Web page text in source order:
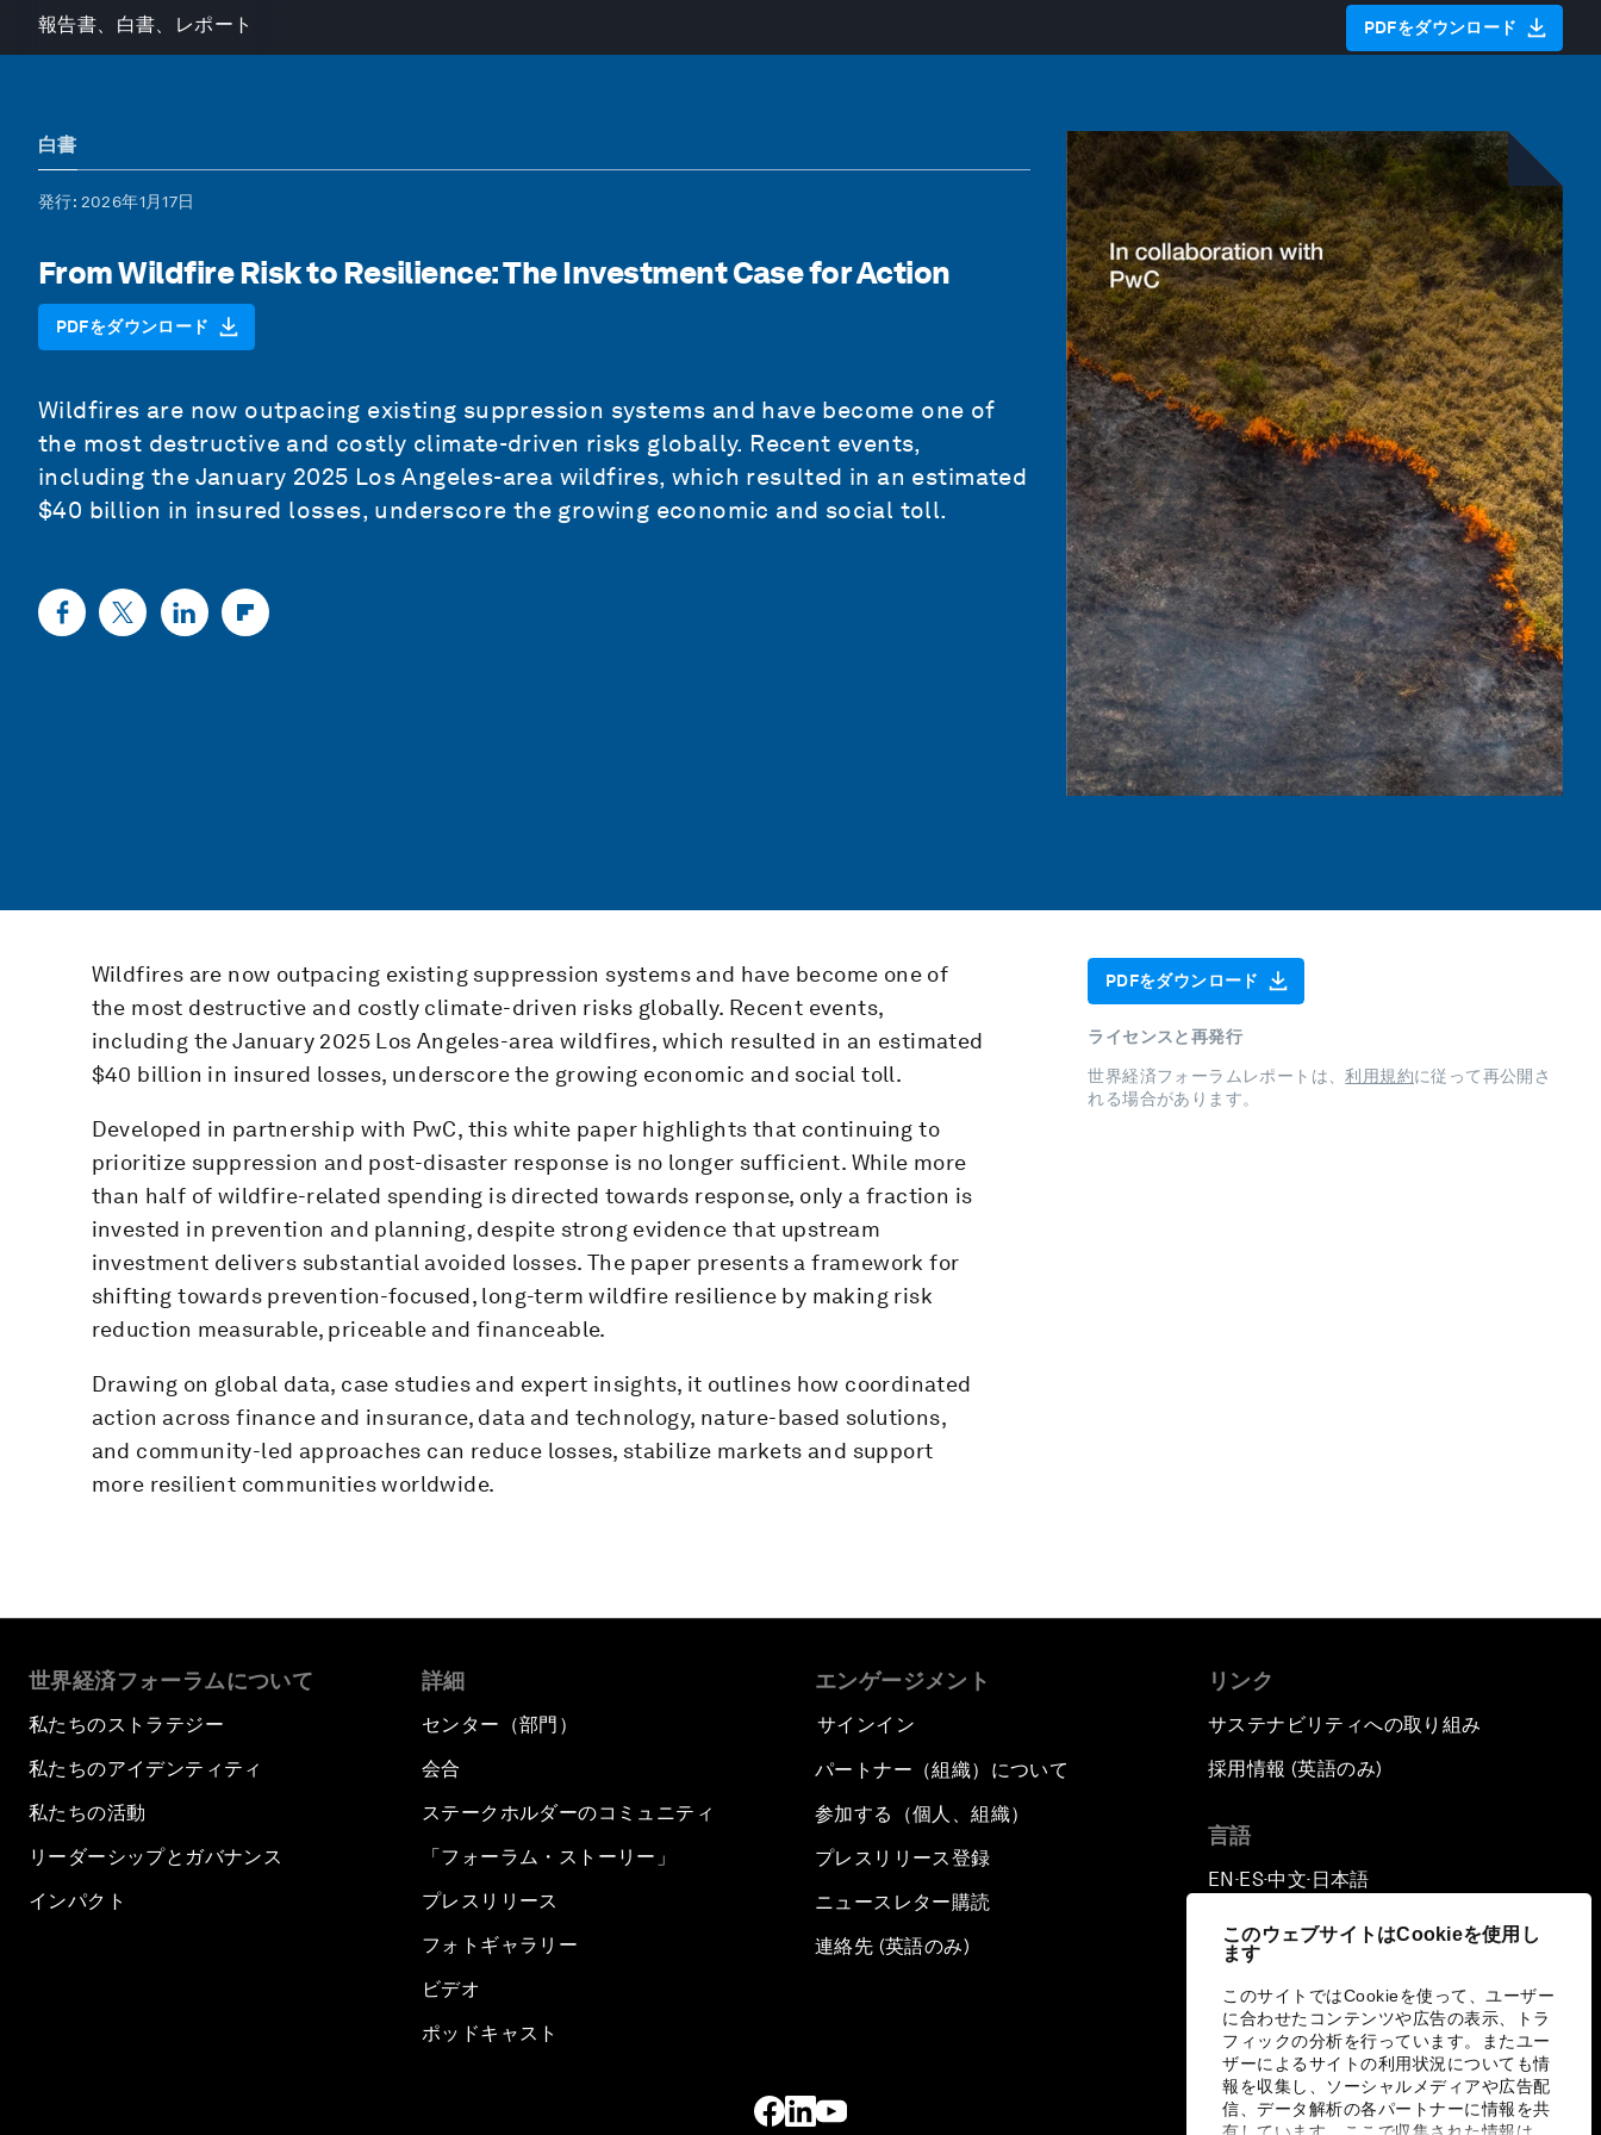
このウェブサイトはCookieを使用し
ます
このサイトではCookieを使って、ユーザー
に合わせたコンテンツや広告の表示、トラ
フィックの分析を行っています。またユー
ザーによるサイトの利用状況についても情
報を収集し、ソーシャルメディアや広告配
信、データ解析の各パートナーに情報を共
報告書、白書、レポート PDFをダウンロード
白書
発行: 2026年1月17日
From Wildfire Risk to Resilience: The Investment Case for Action
PDFをダウンロード
Wildfires are now outpacing existing suppression systems and have become one of
the most destructive and costly climate-driven risks globally. Recent events,
including the January 2025 Los Angeles-area wildfires, which resulted in an estimated
$40 billion in insured losses, underscore the growing economic and social toll.
Wildfires are now outpacing existing suppression systems and have become one of
the most destructive and costly climate-driven risks globally. Recent events,
including the January 2025 Los Angeles-area wildfires, which resulted in an estimated
$40 billion in insured losses, underscore the growing economic and social toll.
Developed in partnership with PwC, this white paper highlights that continuing to
prioritize suppression and post-disaster response is no longer sufficient. While more
than half of wildfire-related spending is directed towards response, only a fraction is
invested in prevention and planning, despite strong evidence that upstream
investment delivers substantial avoided losses. The paper presents a framework for
shifting towards prevention-focused, long-term wildfire resilience by making risk
reduction measurable, priceable and financeable.
Drawing on global data, case studies and expert insights, it outlines how coordinated
action across finance and insurance, data and technology, nature-based solutions,
and community-led approaches can reduce losses, stabilize markets and support
more resilient communities worldwide.
PDFをダウンロード
ライセンスと再発行
世界経済フォーラムレポートは、利用規約に従って再公開さ
れる場合があります。
世界経済フォーラムについて
私たちのストラテジー
私たちのアイデンティティ
私たちの活動
リーダーシップとガバナンス
インパクト
詳細
センター（部門）
会合
ステークホルダーのコミュニティ
「フォーラム・ストーリー」
プレスリリース
フォトギャラリー
ビデオ
ポッドキャスト
エンゲージメント
サインイン
パートナー（組織）について
参加する（個人、組織）
プレスリリース登録
ニュースレター購読
連絡先 (英語のみ)
リンク
サステナビリティへの取り組み
採用情報 (英語のみ)
言語
EN ▪ ES▪中文▪ 日本語